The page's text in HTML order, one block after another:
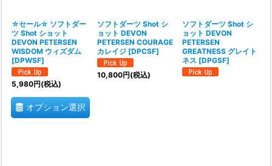
☆セール☆ ソフトダー
ツ Shot ショット
DEVON PETERSEN
WISDOM ウィズダム
[DPWSF]
5,980円(税込)
オプション選択
ソフトダーツ Shot シ
ョット DEVON
PETERSEN COURAGE
カレイジ [DPCSF]
10,800円(税込)
ソフトダーツ Shot シ
ョット DEVON
PETERSEN
GREATNESS グレイト
ネス [DPGSF]